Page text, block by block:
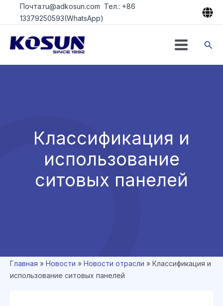
ПерейтиПочта:ru@adkosun.com Тел.: +86
13379250593(WhatsApp)
Классификация и
использование
ситовых панелей
Главная » Новости » Новости отрасли » Классификация и
использование ситовых панелей